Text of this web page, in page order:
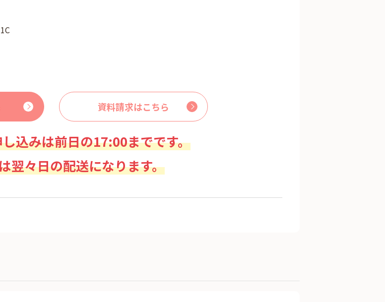
資料請求はこちら
込みは前日の17:00までです。
翌々日の配送になります。